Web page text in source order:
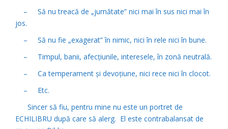
– Să nu treacă de „jumătate” nici mai în sus nici mai în
jos.
– Să nu fie „exagerat” în nimic, nici în rele nici în bune.
– Timpul, banii, afecţiunile, interesele, în zonă neutrală.
– Ca temperament şi devoţiune, nici rece nici în clocot.
– Etc.
Sincer să fiu, pentru mine nu este un portret de
ECHILIBRU după care să alerg. El este contrabalansat de